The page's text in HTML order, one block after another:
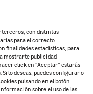
buscando
se ha
de
terceros, con distintas
para el correcto
finalidades estadísticas, para
mostrarte publicidad
click en “Aceptar” estarás
lo deseas, puedes configurar o
pulsando en el botón
sobre el uso de las